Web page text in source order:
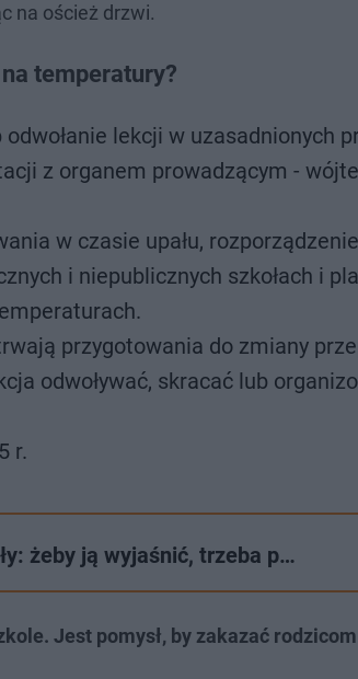
na oścież drzwi.
temperatury?
lekcji w uzasadnionych
z organem prowadzącym -
w czasie upału,
i niepublicznych szkołach i
przygotowania do zmiany
odwoływać, skracać lub
r.
żeby ją wyjaśnić, trzeba p…
Jest pomysł, by zakazać